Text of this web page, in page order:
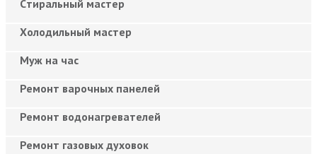
Cтиральный мастер
Холодильный мастер
Муж на час
Ремонт варочных панелей
Ремонт водонагревателей
Ремонт газовых духовок